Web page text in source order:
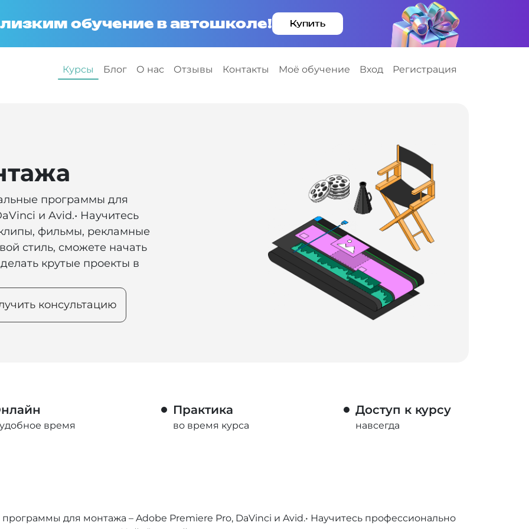
Курсы Блог О нас Отзывы Контакты Моё обучение Вход Регистрация
обучение в автошколе! Купить
программы для
и Avid.• Научитесь
фильмы, рекламные
стиль, сможете начать
крутые проекты в
консультацию
время
Практика
во время курса
Доступ к курсу
навсегда
для монтажа – Adobe Premiere Pro, DaVinci и Avid.• Научитесь профессионально